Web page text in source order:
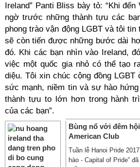
Ireland” Panti Bliss bày tỏ: “Khi
ngờ trước những thành tựu các
phong trào vận động LGBT và tôi
sẽ còn tiến được những bước dài
đó. Khi các bạn nhìn vào Ireland,
việc một quốc gia nhỏ có thể tạo
diệu. Tôi xin chúc cộng đồng LGBT
sức mạnh, niềm tin và sự hào
thành tựu to lớn hơn trong hành
của các bạn”.
Bùng nổ với đêm
American Club
Tuần lễ Hanoi Pride
hào - Capital of Pride”